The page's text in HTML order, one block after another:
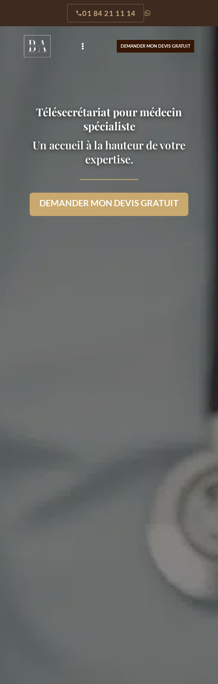
01 84 21 11 14
DEMANDER MON DEVIS GRATUIT
Télésecrétariat pour médecin
spécialiste
Un accueil à la hauteur de votre
expertise.
DEMANDER MON DEVIS GRATUIT